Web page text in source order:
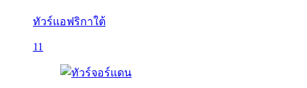
ทัวร์แอฟริกาใต้
11